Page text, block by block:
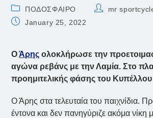
Post
category:
ΠΟΔΟΣΦΑΙΡΟ
Postmr
PostJanuary 25, 2022
ΟΆρης ολοκλήρωσε την
αγώνα ρεβάνς με την Λαμία. Στο
προημιτελικής φάσης του
Ο Άρης στα τελευταία του παιχνίδια.
έντονα και δεν πανηγύριζε ακόμα νίκη